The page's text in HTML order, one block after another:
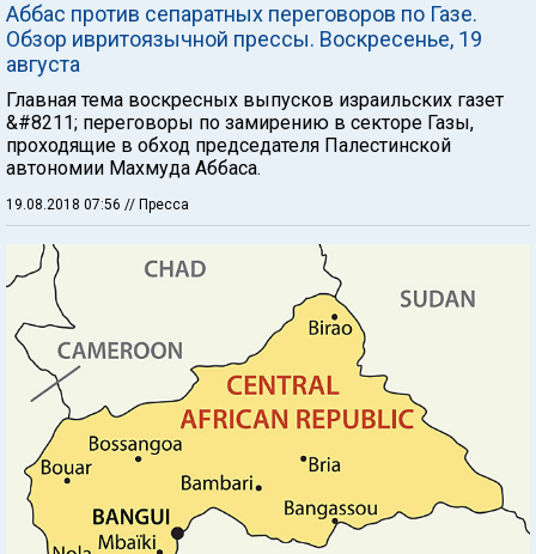
Аббас против сепаратных переговоров по Газе.
Обзор ивритоязычной прессы. Воскресенье, 19
августа
Главная тема воскресных выпусков израильских газет
&#8211; переговоры по замирению в секторе Газы,
проходящие в обход председателя Палестинской
автономии Махмуда Аббаса.
19.08.2018 07:56 // Пресса